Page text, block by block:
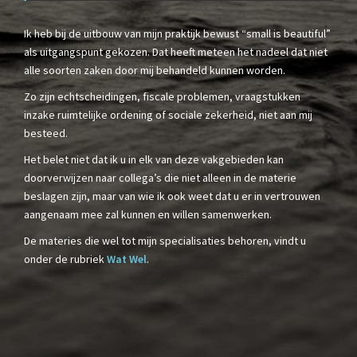
Ik heb bij de uitbouw van mijn praktijk bewust “small is beautiful”
als uitgangspunt gekozen. Dat heeft meteen het nadeel dat niet
alle soorten zaken door mij behandeld kunnen worden.
Zo zijn echtscheidingen, fiscale problemen, vraagstukken
inzake ruimtelijke ordening of sociale zekerheid, niet aan mij
besteed.
Het belet niet dat ik u in elk van deze vakgebieden kan
doorverwijzen naar collega’s die niet alleen in de materie
beslagen zijn, maar van wie ik ook weet dat u er in vertrouwen
aangenaam mee zal kunnen en willen samenwerken.
De materies die wel tot mijn specialisaties behoren, vindt u
onder de rubriekWat Wel.